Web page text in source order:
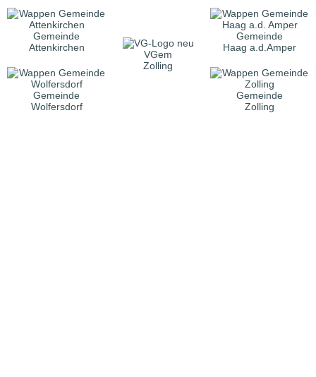
Gemeinde
Attenkirchen
VGem
Zolling
Gemeinde
Haag a.d.Amper
Gemeinde
Wolfersdorf
Gemeinde
Zolling